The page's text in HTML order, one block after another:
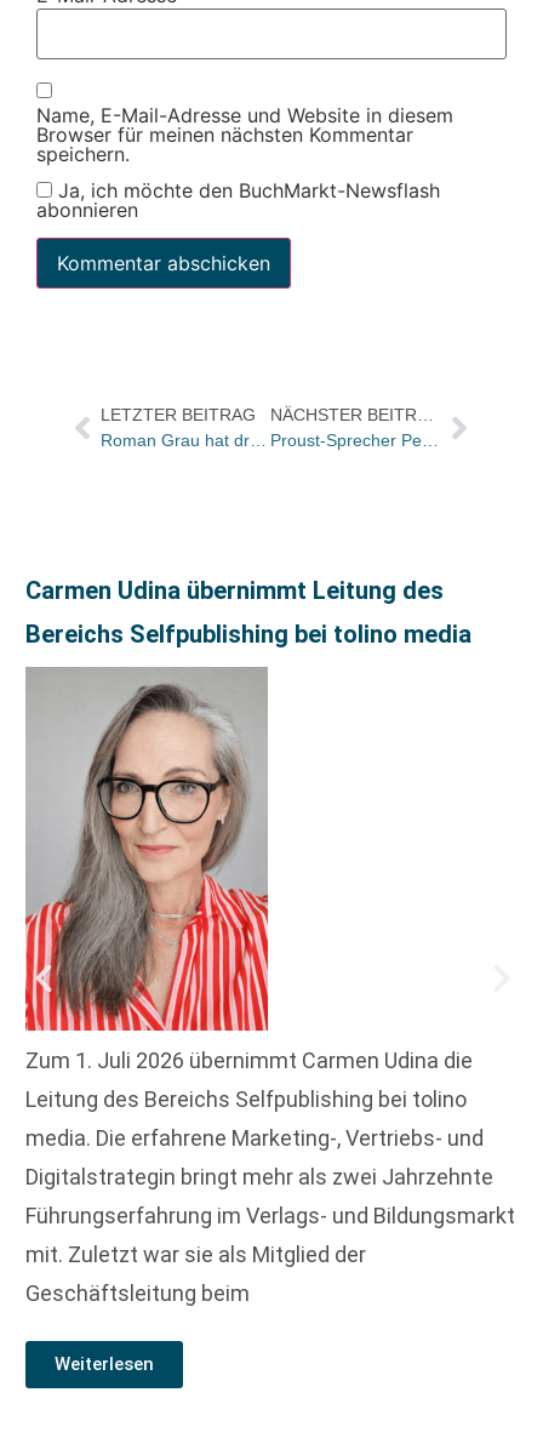
Name, E-Mail-Adresse und Website in diesem
Browser für meinen nächsten Kommentar
speichern.
Ja, ich möchte den BuchMarkt-Newsflash
abonnieren
LETZTER BEITRAG
Roman Grau hat drei der Middelhauve Filialen gekauft
Carmen Udina übernimmt Leitung des
Bereichs Selfpublishing bei tolino media
Zum 1. Juli 2026 übernimmt Carmen Udina die
Leitung des Bereichs Selfpublishing bei tolino
media. Die erfahrene Marketing-, Vertriebs- und
Digitalstrategin bringt mehr als zwei Jahrzehnte
Führungserfahrung im Verlags- und Bildungsmarkt
mit. Zuletzt war sie als Mitglied der
Geschäftsleitung beim
Weiterlesen